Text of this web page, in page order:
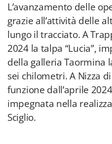
L’avanzamento delle
grazie all’attività delle
lungo il tracciato. A
2024 la talpa “Lucia”,
della galleria Taormina
sei chilometri. A Nizza
funzione dall’aprile 2024
impegnata nella
Sciglio.